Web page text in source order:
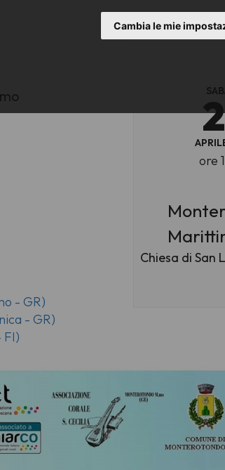
Cambia le mie
- GR)
- GR)
FI)
ore
Chiesa di San